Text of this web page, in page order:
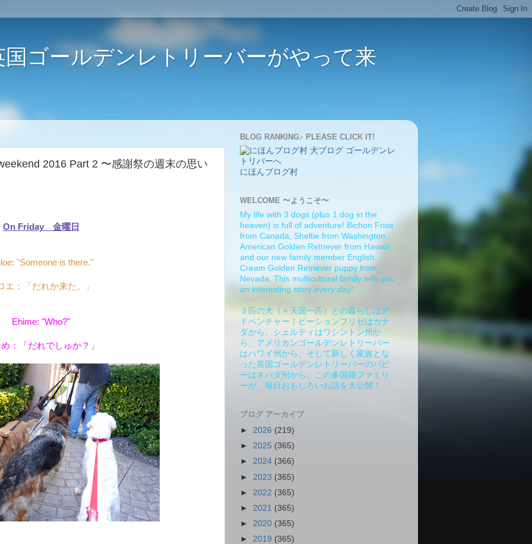
ゴールデンレトリーバーがやって来
2016 Part 2 〜感謝祭の週末の思い
On Friday 金曜日
"Someone is there."
エ：「だれか来た。」
Ehime: "Who?"
：「だれでしゅか？」
BLOG RANKING♪ PLEASE CLICK IT!
にほんブログ村
WELCOME 〜ようこそ〜
My life with 3 dogs (plus 1 dog in the
heaven) is full of adventure! Bichon Frise
from Canada, Sheltie from Washington,
American Golden Retriever from Hawaii,
and our new family member English
Cream Golden Retriever puppy from
Nevada. This multicultural family tells you
an interesting story every day!
３匹の犬（＋天国一匹）との暮らしはア
ドベンチャー！ビーションフリゼはカナ
ダから、シェルティはワシントン州か
ら、アメリカンゴールデンレトリーバー
はハワイ州から、そして新しく家族とな
った英国ゴールデンレトリーバーのパピ
ーはネバダ州から。この多国籍ファミリ
ーが、毎日おもしろいお話を大公開！
ブログ アーカイブ
► 2026 (219)
► 2025 (365)
► 2024 (366)
► 2023 (365)
► 2022 (365)
► 2021 (365)
► 2020 (365)
► 2019 (365)